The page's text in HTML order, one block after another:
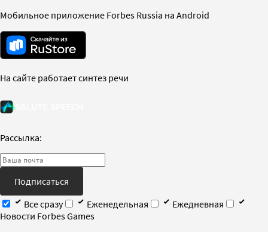
Мобильное приложение Forbes Russia на Android
На сайте работает синтез речи
Рассылка:
Подписаться
Все сразу
Еженедельная
Ежедневная
Новости Forbes Games